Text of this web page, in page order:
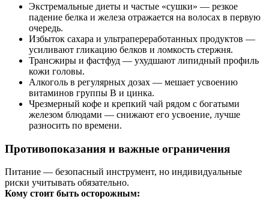
Экстремальные диеты и частые «сушки» — резкое
падение белка и железа отражается на волосах в первую
очередь.
Избыток сахара и ультрапереработанных продуктов —
усиливают гликацию белков и ломкость стержня.
Трансжиры и фастфуд — ухудшают липидный профиль
кожи головы.
Алкоголь в регулярных дозах — мешает усвоению
витаминов группы B и цинка.
Чрезмерный кофе и крепкий чай рядом с богатыми
железом блюдами — снижают его усвоение, лучше
разносить по времени.
Противопоказания и важные ограничения
Питание — безопасный инструмент, но индивидуальные
риски учитывать обязательно.
Кому стоит быть осторожным: